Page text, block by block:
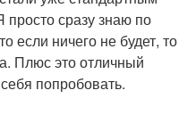
сразу знаю по
если ничего не будет, то
Плюс это отличный
попробовать.